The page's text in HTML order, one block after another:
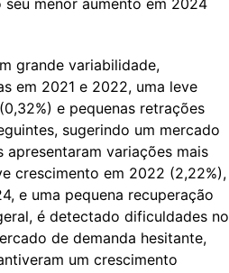
menor aumento em 2024
grande variabilidade,
em 2021 e 2022, uma leve
e pequenas retrações
sugerindo um mercado
apresentaram variações mais
crescimento em 2022 (2,22%),
e uma pequena recuperação
é detectado dificuldades no
de demanda hesitante,
um crescimento